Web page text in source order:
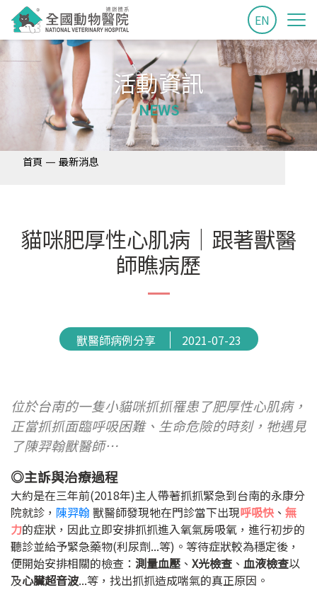
EN
活動資訊
NEWS
首頁 — 最新消息
貓咪肥厚性心肌病│跟著獸醫
師瞧病歷
獸醫師病例分享 2021-07-23
位於台南的一隻小貓咪抓抓罹患了肥厚性心肌病，
正當抓抓面臨呼吸困難、生命危險的時刻，牠遇見
了陳羿翰獸醫師…
◎主訴與治療過程
大約是在三年前(2018年)主人帶著抓抓緊急到台南的永康分
院就診， 陳羿翰獸醫師發現牠在門診當下出現呼吸快、 無
力的症狀，因此立即安排抓抓進入氧氣房吸氧，進行初步的
聽診並給予緊急藥物(利尿劑...等)。等待症狀較為穩定後，
便開始安排相關的檢查： 測量血壓 、 X光檢查 、 血液檢查以
及心臟超音波...等，找出抓抓造成喘氣的真正原因。